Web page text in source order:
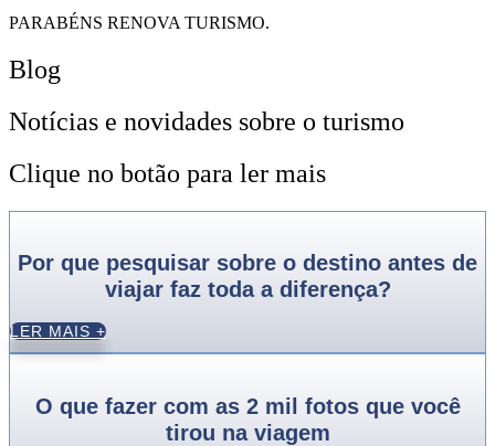
PARABÉNS RENOVA TURISMO.
Blog
Notícias e novidades sobre o turismo
Clique no botão para ler mais
Por que pesquisar sobre o destino antes de
viajar faz toda a diferença?
LER MAIS +
O que fazer com as 2 mil fotos que você
tirou na viagem